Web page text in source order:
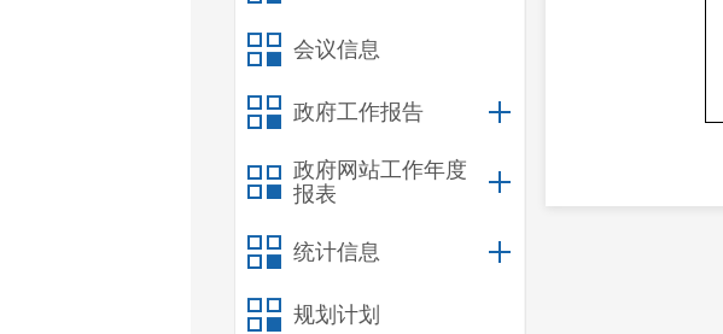
会议信息
政府工作报告
政府网站工作年度
报表
统计信息
规划计划